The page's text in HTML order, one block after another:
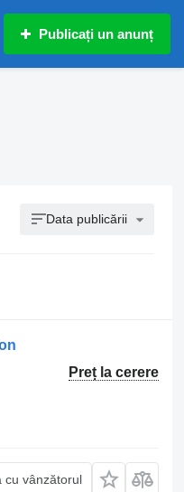
Publicați un anunț
Data publicării
Preț la cerere
cu vânzătorul